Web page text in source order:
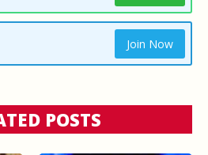
Join Now
POSTS